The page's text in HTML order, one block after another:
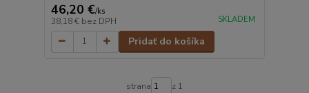
46,20 €/ks
38,18 € bez DPH SKLADEM
Pridať do košíka
strana z 1